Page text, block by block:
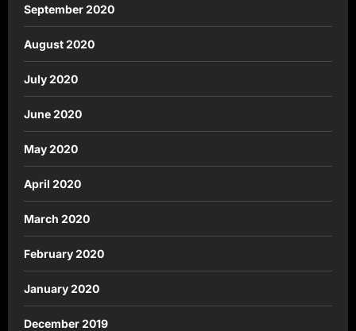
September 2020
August 2020
July 2020
June 2020
May 2020
April 2020
March 2020
February 2020
January 2020
December 2019